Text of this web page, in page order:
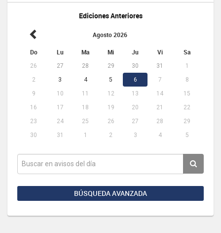
Ediciones Anteriores
Agosto 2026
Do Lu Ma Mi Ju Vi Sa
26 27 28 29 30 31
1
2
3 4 5 6 7
8
9
10 11 12 13 14
15
16
17 18 19 20 21
22
23
24 25 26 27 28
29
30
31 1 2 3 4 5
BÚSQUEDA AVANZADA